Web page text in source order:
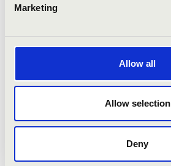
Marketing
Allow all
Allow selection
Deny